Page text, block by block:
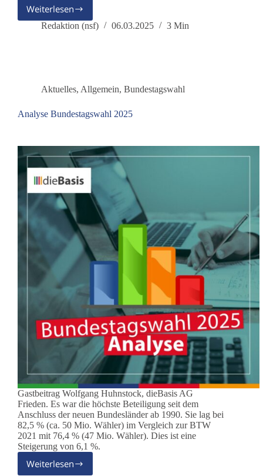
Weiterlesen
Trump-
Wahl
und
Europa?
Redaktion (nsf) 06.03.2025 3 Min
Aktuelles, Allgemein, Bundestagswahl
Analyse Bundestagswahl 2025
Gastbeitrag Wolfgang Huhnstock, dieBasis AG
Frieden. Es war die höchste Beteiligung seit dem
Anschluss der neuen Bundesländer ab 1990. Sie lag bei
82,5 % (ca. 50 Mio. Wähler) im Vergleich zur BTW
2021 mit 76,4 % (47 Mio. Wähler). Dies ist eine
Steigerung von 6,1 %.
Weiterlesen
Analyse